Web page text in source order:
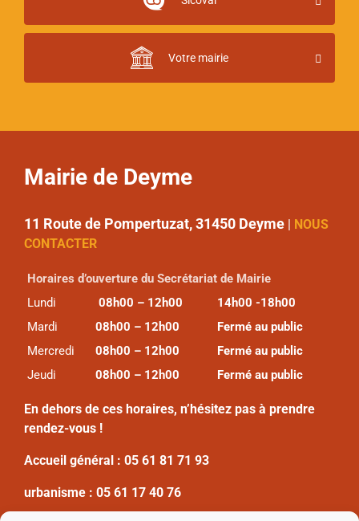
Votre mairie
Mairie de Deyme
11 Route de Pompertuzat, 31450 Deyme|
NOUS
CONTACTER
Horaires d’ouverture du Secrétariat de Mairie
Lundi
08h00 – 12h00
14h00 -18h00
Mardi
08h00 – 12h00
Fermé au public
Mercredi
08h00 – 12h00
Fermé au public
Jeudi
08h00 – 12h00 Fermé au public
En dehors de ces horaires, n’hésitez pas à prendre
rendez-vous !
Accueil général : 05 61 81 71 93
urbanisme : 05 61 17 40 76